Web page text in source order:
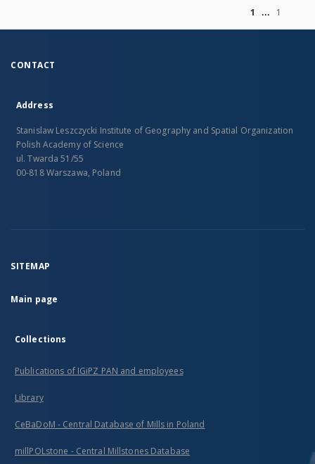
1
1
CONTACT
Address
Stanislaw Leszczycki Institute of Geography and Spatial Organization
Polish Academy of Science
ul. Twarda 51/55
00-818 Warszawa, Poland
SITEMAP
Main page
Collections
Publications of IGiPZ PAN and employees
Library
CeBaDoM - Central Database of Mills in Poland
millPOLstone - Central Millstones Database